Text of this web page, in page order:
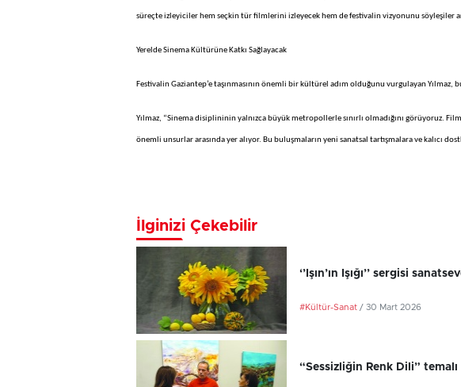
süreçte izleyiciler hem seçkin tür filmlerini izleyecek hem de festivalin vizyonunu söyleşiler
Yerelde Sinema Kültürüne Katkı Sağlayacak
Festivalin Gaziantep’e taşınmasının önemli bir kültürel adım olduğunu vurgulayan
Yılmaz, “Sinema disiplininin yalnızca büyük metropollerle sınırlı olmadığını görüyoruz.
önemli unsurlar arasında yer alıyor. Bu buluşmaların yeni sanatsal tartışmalara ve kalıcı
İlginizi Çekebilir
‘’Işın’ın Işığı’’ sergisi
#Kültür-Sanat / 30 Mart 2026
“Sessizliğin Renk Dili” temalı